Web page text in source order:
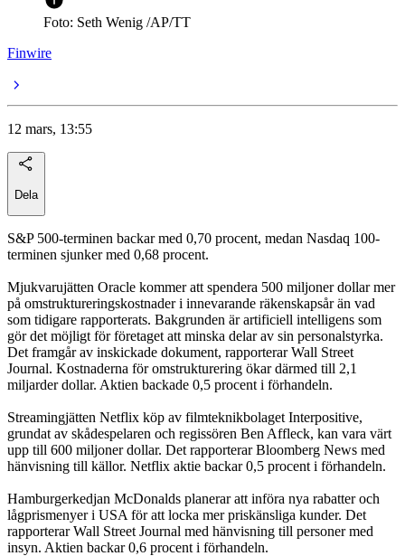
Foto: Seth Wenig /AP/TT
Finwire
12 mars, 13:55
Dela
S&P 500-terminen backar med 0,70 procent, medan Nasdaq 100-
terminen sjunker med 0,68 procent.
Mjukvarujätten Oracle kommer att spendera 500 miljoner dollar mer
på omstruktureringskostnader i innevarande räkenskapsår än vad
som tidigare rapporterats. Bakgrunden är artificiell intelligens som
gör det möjligt för företaget att minska delar av sin personalstyrka.
Det framgår av inskickade dokument, rapporterar Wall Street
Journal. Kostnaderna för omstrukturering ökar därmed till 2,1
miljarder dollar. Aktien backade 0,5 procent i förhandeln.
Streamingjätten Netflix köp av filmteknikbolaget Interpositive,
grundat av skådespelaren och regissören Ben Affleck, kan vara värt
upp till 600 miljoner dollar. Det rapporterar Bloomberg News med
hänvisning till källor. Netflix aktie backar 0,5 procent i förhandeln.
Hamburgerkedjan McDonalds planerar att införa nya rabatter och
lågprismenyer i USA för att locka mer priskänsliga kunder. Det
rapporterar Wall Street Journal med hänvisning till personer med
insyn. Aktien backar 0,6 procent i förhandeln.